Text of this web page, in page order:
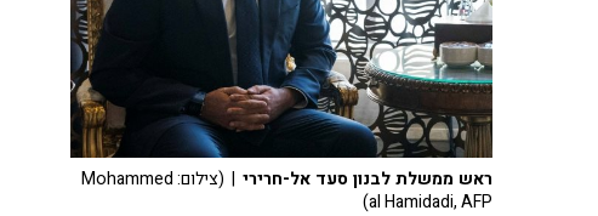
ראש ממשלת לבנון סעד אל-חרירי
| (צילום: Mohammed
al Hamidadi, AFP)